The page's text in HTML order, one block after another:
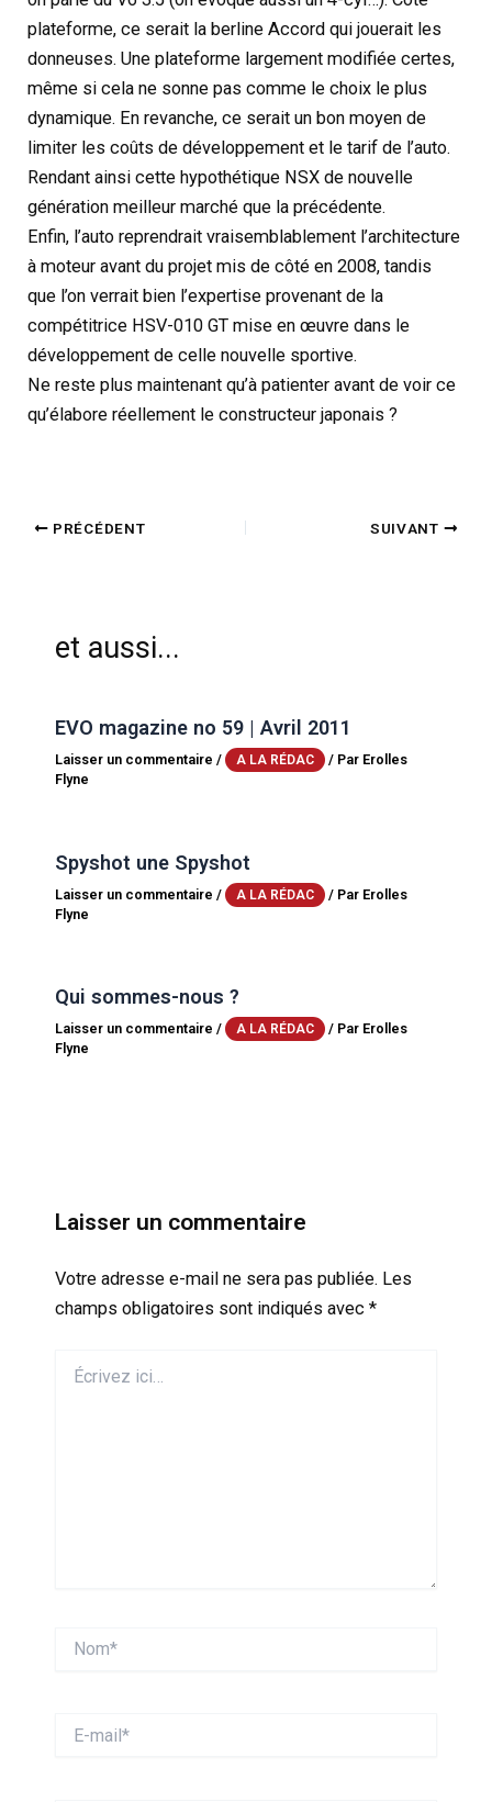
plateforme, ce serait la berline Accord qui jouerait les
donneuses. Une plateforme largement modifiée certes,
même si cela ne sonne pas comme le choix le plus
dynamique. En revanche, ce serait un bon moyen de
limiter les coûts de développement et le tarif de l’auto.
Rendant ainsi cette hypothétique NSX de nouvelle
génération meilleur marché que la précédente.
Enfin, l’auto reprendrait vraisemblablement l’architecture
à moteur avant du projet mis de côté en 2008, tandis
que l’on verrait bien l’expertise provenant de la
compétitrice HSV-010 GT mise en œuvre dans le
développement de celle nouvelle sportive.
Ne reste plus maintenant qu’à patienter avant de voir ce
qu’élabore réellement le constructeur japonais ?
PRÉCÉDENT SUIVANT
et aussi...
EVO magazine no 59 | Avril 2011
Laisser un commentaire / A LA RÉDAC / Par Erolles
Flyne
Spyshot une Spyshot
Laisser un commentaire / A LA RÉDAC / Par Erolles
Flyne
Qui sommes-nous ?
Laisser un commentaire / A LA RÉDAC / Par Erolles
Flyne
Laisser un commentaire
Votre adresse e-mail ne sera pas publiée. Les
champs obligatoires sont indiqués avec *
ici…
mail*